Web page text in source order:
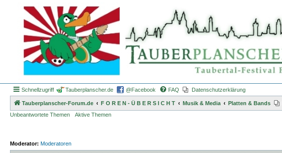
Schnellzugriff Tauberplanscher.de @Facebook FAQ Datenschutzerklärung
Tauberplanscher-Forum.de F O R E N - Ü B E R S I C H T Musik & Media Platten & Bands
Unbeantwortete Themen
Aktive Themen
Moderator: Moderatoren